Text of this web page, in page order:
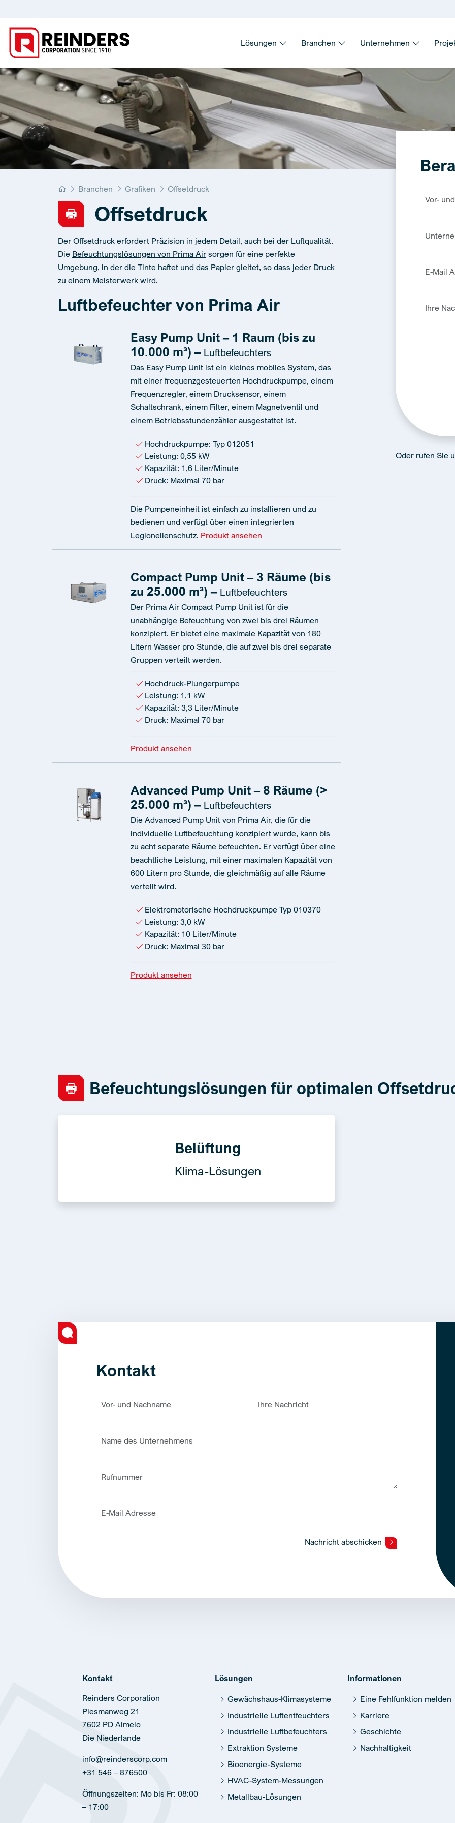
Lösungen Branchen Unternehmen
Home
Branchen Grafiken Offsetdruck
Offsetdruck
Der Offsetdruck erfordert Präzision in jedem Detail, auch bei der Luftqualität.
Die Befeuchtungslösungen von Prima Air sorgen für eine perfekte
Umgebung, in der die Tinte haftet und das Papier gleitet, so dass jeder Druck
zu einem Meisterwerk wird.
Luftbefeuchter von Prima Air
Easy Pump Unit – 1 Raum (bis zu
10.000 m³) – Luftbefeuchters
Das Easy Pump Unit ist ein kleines mobiles System, das
mit einer frequenzgesteuerten Hochdruckpumpe, einem
Frequenzregler, einem Drucksensor, einem
Schaltschrank, einem Filter, einem Magnetventil und
einem Betriebsstundenzähler ausgestattet ist.
Hochdruckpumpe: Typ 012051
Leistung: 0,55 kW
Kapazität: 1,6 Liter/Minute
Druck: Maximal 70 bar
Die Pumpeneinheit ist einfach zu installieren und zu
bedienen und verfügt über einen integrierten
Legionellenschutz. Produkt ansehen
Compact Pump Unit – 3 Räume (bis
zu 25.000 m³) – Luftbefeuchters
Der Prima Air Compact Pump Unit ist für die
unabhängige Befeuchtung von zwei bis drei Räumen
konzipiert. Er bietet eine maximale Kapazität von 180
Litern Wasser pro Stunde, die auf zwei bis drei separate
Gruppen verteilt werden.
Hochdruck-Plungerpumpe
Leistung: 1,1 kW
Kapazität: 3,3 Liter/Minute
Druck: Maximal 70 bar
Produkt ansehen
Advanced Pump Unit – 8 Räume (>
25.000 m³) – Luftbefeuchters
Die Advanced Pump Unit von Prima Air, die für die
individuelle Luftbefeuchtung konzipiert wurde, kann bis
zu acht separate Räume befeuchten. Er verfügt über eine
beachtliche Leistung, mit einer maximalen Kapazität von
600 Litern pro Stunde, die gleichmäßig auf alle Räume
verteilt wird.
Elektromotorische Hochdruckpumpe Typ 010370
Leistung: 3,0 kW
Kapazität: 10 Liter/Minute
Druck: Maximal 30 bar
Produkt ansehen
Oder rufen Sie
Befeuchtungslösungen für optimalen
Belüftung
Klima-Lösungen
Kontakt
Nachricht abschicken
Kontakt
Reinders Corporation
Plesmanweg 21
7602 PD Almelo
Die Niederlande
info@reinderscorp.com
+31 546 – 876500
Öffnungszeiten: Mo bis Fr: 08:00
– 17:00
Lösungen
Gewächshaus-Klimasysteme
Industrielle Luftentfeuchters
Industrielle Luftbefeuchters
Extraktion Systeme
Bioenergie-Systeme
HVAC-System-Messungen
Metallbau-Lösungen
Informationen
Eine Fehlfunktion melden
Karriere
Geschichte
Nachhaltigkeit